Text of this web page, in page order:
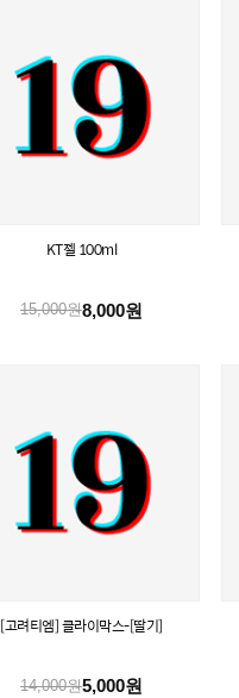
KT젤 100ml
15,000원8,000원
[고려티엠] 클라이막스-[딸기]
14,000원5,000원